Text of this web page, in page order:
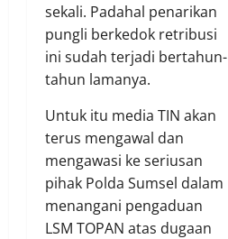
sekali. Padahal penarikan
pungli berkedok retribusi
ini sudah terjadi bertahun-
tahun lamanya.
Untuk itu media TIN akan
terus mengawal dan
mengawasi ke seriusan
pihak Polda Sumsel dalam
menangani pengaduan
LSM TOPAN atas dugaan